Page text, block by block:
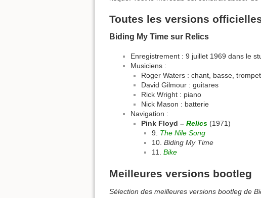
Toutes les versions
Biding My Time sur Relics
Enregistrement : 9 juillet 1969 dans le
Musiciens :
Roger Waters : chant, basse,
David Gilmour : guitares
Rick Wright : piano
Nick Mason : batterie
Navigation :
Pink Floyd – Relics (1971)
9. The Nile Song
10. Biding My Time
11. Bike
Meilleures versions bootleg
Sélection des meilleures versions bootleg de